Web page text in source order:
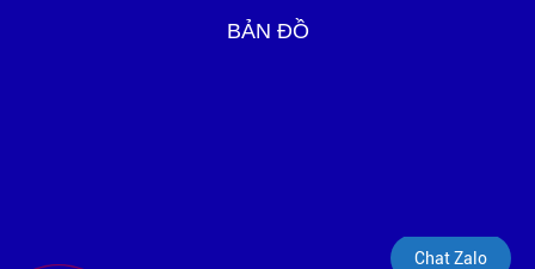
BẢN ĐỒ
Chat Zalo